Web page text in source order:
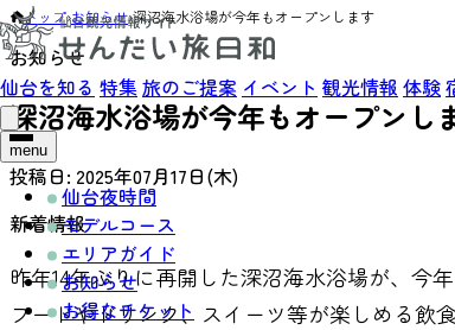
仙台を知る 特集旅のご提案 イベント 観光情報 体験
menu
仙台夜時間
モデルコース
エリアガイド
お知らせ
お得なチケット
トップ›お知らせ›深沼海水浴場が今年もオープンします
お知らせ
深沼海水浴場が今年もオープンし
投稿日: 2025年07月17日(木)
新着情報
昨年14年ぶりに再開した深沼海水浴場が、今
フードやドリンク、スイーツ等が楽しめる飲